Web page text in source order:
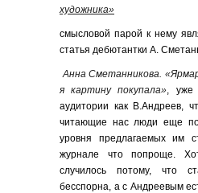
художника»
смысловой парой к нему
статья дебютантки А.
Анна Сметанникова.
я картину покупала», уже
аудитории как В.Андреев,
читающие нас люди еще
уровня предлагаемых им
журнале что попроще.
случилось потому, что
бесспорна, а с Андреевым